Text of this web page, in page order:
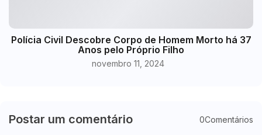
Polícia Civil Descobre Corpo de Homem Morto há 37
Anos pelo Próprio Filho
novembro 11, 2024
Postar um comentário 0Comentários